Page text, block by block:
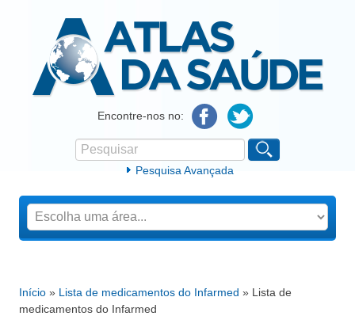
Atlas da SaúdeEncontre-nos no:
Formulário de procura
Pesquisar
Pesquisa Avançada
Está aqui
Início » Lista de medicamentos do Infarmed » Lista de
medicamentos do Infarmed